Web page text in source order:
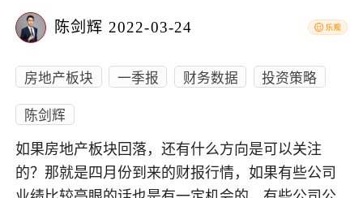
陈剑辉 2022-03-24
房地产板块 一季报 财务数据
投资策略
陈剑辉
如果房地产板块回落，还有什么方向是可以关注
的？那就是四月份到来的财报行情，如果有些公司